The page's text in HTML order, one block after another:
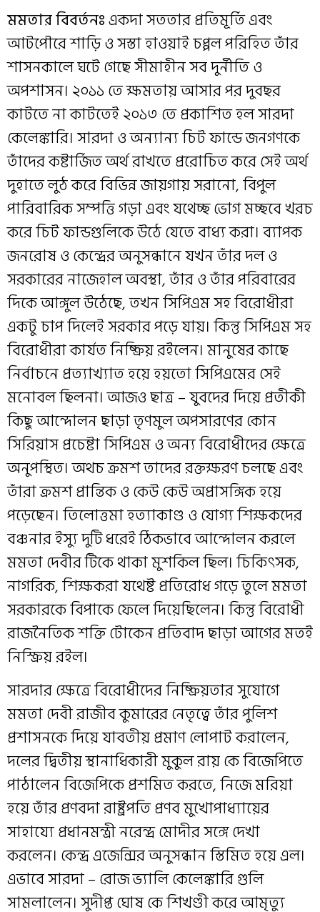
মমতার বিবর্তনঃএকদা সততার প্রতিমূর্তি এবং
আটপৌরে শাড়ি ও সস্তা হাওয়াই চপ্পল পরিহিত তাঁর
শাসনকালে ঘটে গেছে সীমাহীন সব দুর্নীতি ও
অপশাসন। ২০১১ তে ক্ষমতায় আসার পর দুবছর
কাটতে না কাটতেই ২০১৩ তে প্রকাশিত হল সারদা
কেলেঙ্কারি। সারদা ও অন্যান্য চিট ফান্ডে জনগণকে
তাঁদের কষ্টার্জিত অর্থ রাখতে প্ররোচিত করে সেই অর্থ
দুহাতে লুঠ করে বিভিন্ন জায়গায় সরানো, বিপুল
পারিবারিক সম্পত্তি গড়া এবং যথেচ্ছ ভোগ মচ্ছবে খরচ
করে চিট ফান্ডগুলিকে উঠে যেতে বাধ্য করা। ব্যাপক
জনরোষ ও কেন্দ্রের অনুসন্ধানে যখন তাঁর দল ও
সরকারের নাজেহাল অবস্থা, তাঁর ও তাঁর পরিবারের
দিকে আঙ্গুল উঠেছে, তখন সিপিএম সহ বিরোধীরা
একটু চাপ দিলেই সরকার পড়ে যায়। কিন্তু সিপিএম সহ
বিরোধীরা কার্যত নিষ্ক্রিয় রইলেন। মানুষের কাছে
নির্বাচনে প্রত্যাখ্যাত হয়ে হয়তো সিপিএমের সেই
মনোবল ছিলনা। আজও ছাত্র – যুবদের দিয়ে প্রতীকী
কিছু আন্দোলন ছাড়া তৃণমুল অপসারণের কোন
সিরিয়াস প্রচেষ্টা সিপিএম ও অন্য বিরোধীদের ক্ষেত্রে
অনুপস্থিত। অথচ ক্রমশ তাদের রক্তক্ষরণ চলছে এবং
তাঁরা ক্রমশ প্রান্তিক ও কেউ কেউ অপ্রাসঙ্গিক হয়ে
পড়েছেন। তিলোত্তমা হত্যাকাণ্ড ও যোগ্য শিক্ষকদের
বঞ্চনার ইস্যু দুটি ধরেই ঠিকভাবে আন্দোলন করলে
মমতা দেবীর টিকে থাকা মুশকিল ছিল। চিকিৎসক,
নাগরিক, শিক্ষকরা যথেষ্ট প্রতিরোধ গড়ে তুলে মমতা
সরকারকে বিপাকে ফেলে দিয়েছিলেন। কিন্তু বিরোধী
রাজনৈতিক শক্তি টোকেন প্রতিবাদ ছাড়া আগের মতই
নিস্ক্রিয় রইল।
সারদার ক্ষেত্রে বিরোধীদের নিষ্ক্রিয়তার সুযোগে
মমতা দেবী রাজীব কুমারের নেতৃত্বে তাঁর পুলিশ
প্রশাসনকে দিয়ে যাবতীয় প্রমাণ লোপাট করালেন,
দলের দ্বিতীয় স্থানাধিকারী মুকুল রায় কে বিজেপিতে
পাঠালেন বিজেপিকে প্রশমিত করতে, নিজে মরিয়া
হয়ে তাঁর প্রণবদা রাষ্ট্রপতি প্রণব মুখোপাধ্যায়ের
সাহায্যে প্রধানমন্ত্রী নরেন্দ্র মোদীর সঙ্গে দেখা
করলেন। কেন্দ্র এজেন্সির অনুসন্ধান স্তিমিত হয়ে এল।
এভাবে সারদা – রোজ ভ্যালি কেলেঙ্কারি গুলি
সামলালেন। সুদীপ্ত ঘোষ কে শিখণ্ডী করে আমৃত্যু